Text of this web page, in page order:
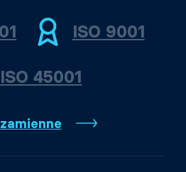
ISO 9001
ISO 45001